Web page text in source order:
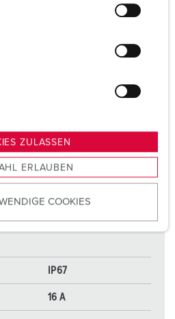
ZULASSEN
ERLAUBEN
COOKIES
IP67
16 A